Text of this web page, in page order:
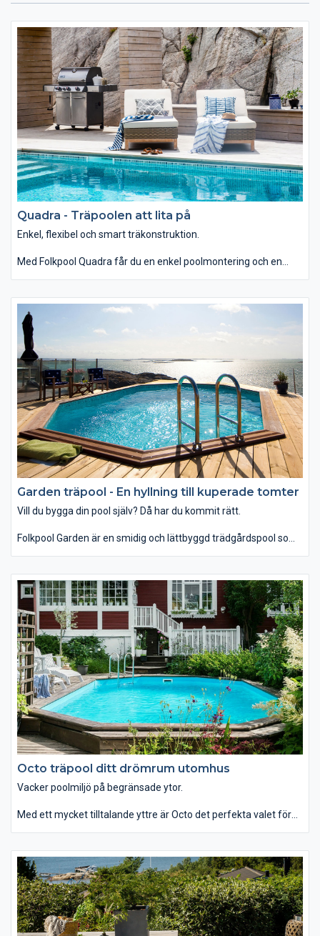
Quadra - Träpoolen att lita på
Enkel, flexibel och smart träkonstruktion.
Med Folkpool Quadra får du en enkel poolmontering och en
Med ett baddjup på 1,4 m, blir denna pool idealisk för såväl
badlek som simträning.
Folkpool Classic började tillverkas 1968 och är i dag Sveriges
mest sålda pool. Den klassiska trä-stomme har utvecklats och
förbättrats flera gånger genom åren.
Garden träpool - En hyllning till kuperade tomter
Vill du bygga din pool själv? Då har du kommit rätt.
Folkpool Garden är en smidig och lättbyggd trädgårdspool som
Folkpool Garden ovan mark pool klarar av ensidigt jordtryck,
d.v.s den kraft som uppstår när poolen är tömd på vatten, till
skillnad från pooler ovan mark i plåt.
Octo träpool ditt drömrum utomhus
Vacker poolmiljö på begränsade ytor.
Med ett mycket tilltalande yttre är Octo det perfekta valet för
Folkpool Octo bjuder på fantastiskt samspel mellan form och
funktion. De vackert brutna hörnen gör att du får mer utrymme
runt poolen, vilket gör det lättare för dig att skapa en fin
poolmiljö även på något begränsade ytor.